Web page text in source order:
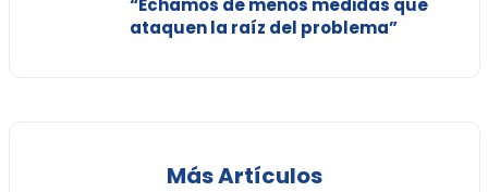
“Echamos de menos medidas que
ataquen la raíz del problema”
Más Artículos